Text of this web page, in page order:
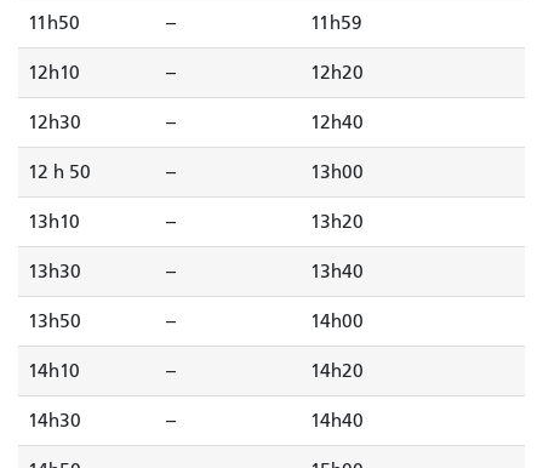
11h50 -- 11h59
12h10 -- 12h20
12h30 -- 12h40
12 h 50 -- 13h00
13h10 -- 13h20
13h30 -- 13h40
13h50 -- 14h00
14h10 -- 14h20
14h30 -- 14h40